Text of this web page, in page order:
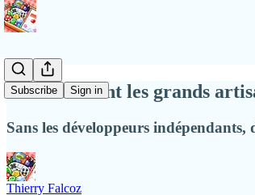
Subscribe Sign in
Les indés sont les grands
Sans les développeurs
Thierry Falcoz